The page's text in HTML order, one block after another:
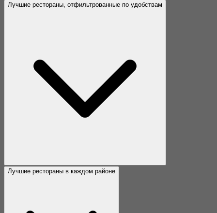
Лучшие рестораны, отфильтрованные по удобствам
Лучшие рестораны в каждом районе